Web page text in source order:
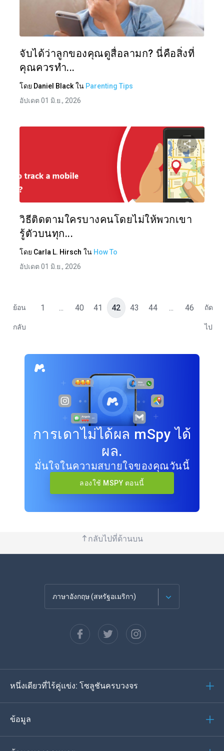
จับได้ว่าลูกของคุณดูสื่อลามก? นี่คือสิ่งที่
คุณควรทำ...
โดย Daniel Black ใน Parenting Tips
อัปเดต 01 มิ.ย., 2026
แบ่งปั
วิธีติดตามใครบางคนโดยไม่ให้พวกเขา
รู้ตัวบนทุก...
โดย Carla L. Hirsch ใน How To
อัปเดต 01 มิ.ย., 2026
ย้อน
กลับ
1 ... 40 41 42 43 44 ... 46 ถัด
ไป
การเดาไม่ได้ผล mSpy ได้
ผล.
มั่นใจในความสบายใจของคุณวันนี้
ลองใช้ MSPY ตอนนี้
กลับไปที่ด้านบน
ภาษาอังกฤษ (สหรัฐอเมริกา)
Español
ภาษาเยอรมัน
โปรตุเกส
หนึ่งเดียวที่ไร้คู่แข่ง: โซลูชันครบวงจร
ข้อมูล